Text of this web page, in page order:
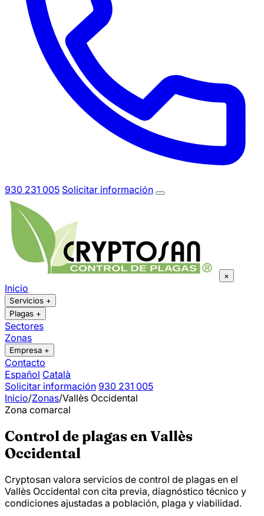
930 231 005 Solicitar información
×
Inicio
Servicios +
Plagas +
Sectores
Zonas
Empresa +
Contacto
Español Català
Solicitar información 930 231 005
Inicio/Zonas/Vallès Occidental
Zona comarcal
Control de plagas en Vallès
Occidental
Cryptosan valora servicios de control de plagas en el
Vallès Occidental con cita previa, diagnóstico técnico y
condiciones ajustadas a población, plaga y viabilidad.